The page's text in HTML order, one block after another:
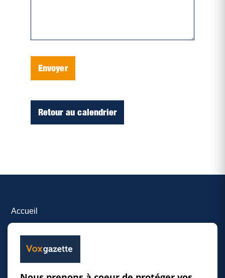
Envoyer
Retour au calendrier
Accueil
Inscrire un événement